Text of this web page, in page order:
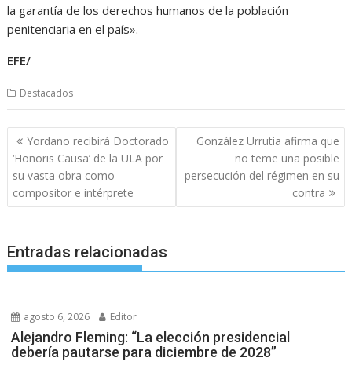
la garantía de los derechos humanos de la población
penitenciaria en el país».
EFE/
Destacados
Navegación
de
entradas
Yordano recibirá Doctorado
‘Honoris Causa’ de la ULA por
su vasta obra como
compositor e intérprete
González Urrutia afirma que
no teme una posible
persecución del régimen en su
contra
Entradas relacionadas
agosto 6, 2026 Editor
Alejandro Fleming: “La elección presidencial
debería pautarse para diciembre de 2028”